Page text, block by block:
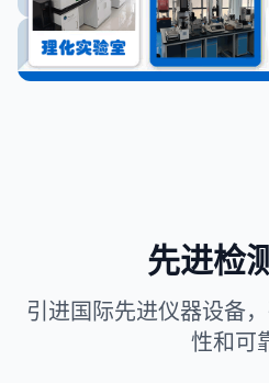
先进检
引进国际先进仪器设备
性和可